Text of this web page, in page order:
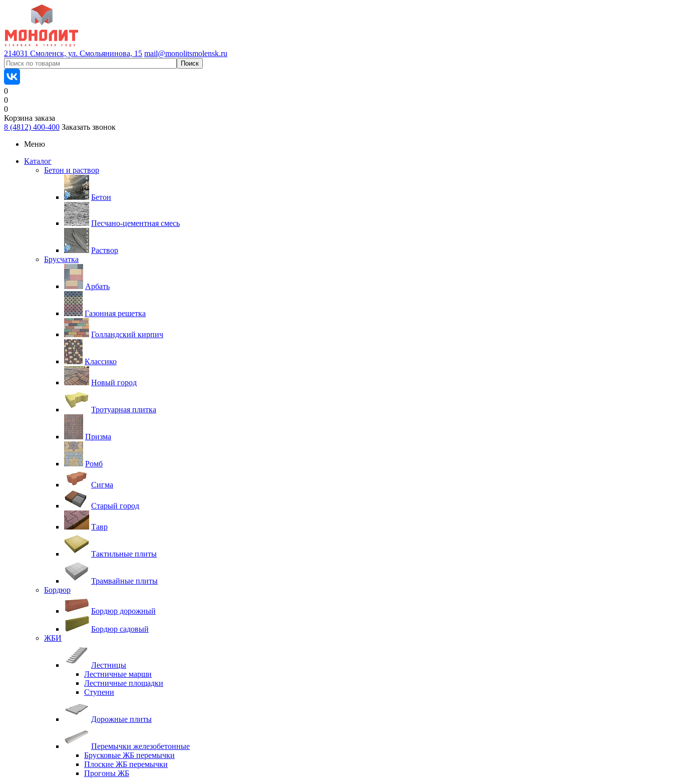
214031 Смоленск, ул. Смольянинова, 15 mail@monolitsmolensk.ru
0
0
0
Корзина заказа
8 (4812) 400-400 Заказать звонок
Меню
Каталог
Бетон и раствор
Бетон
Песчано-цементная смесь
Раствор
Брусчатка
Арбать
Газонная решетка
Голландский кирпич
Классико
Новый город
Тротуарная плитка
Призма
Ромб
Сигма
Старый город
Тавр
Тактильные плиты
Трамвайные плиты
Бордюр
Бордюр дорожный
Бордюр садовый
ЖБИ
Лестницы
Лестничные марши
Лестничные площадки
Ступени
Дорожные плиты
Перемычки железобетонные
Брусковые ЖБ перемычки
Плоские ЖБ перемычки
Прогоны ЖБ